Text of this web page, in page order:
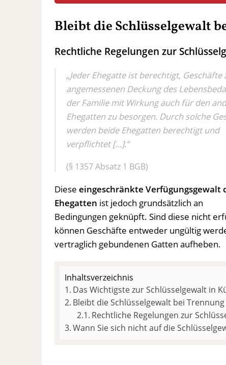
Bleibt die Schlüsselgewalt
Rechtliche Regelungen zur
„Jeder Ehegatte ist berechtigt, Geschäfte
angemessenen Deckung des
der Familie mit Wirkung auch für den
Ehegatten zu besorgen. Durch solche
werden beide Ehegatten berechtigt und
verpflichtet […].“
(§ 1357 Absatz 1 BGB)
Diese eingeschränkte Verfügungsgewalt
Ehegatten ist jedoch grundsätzlich an
Bedingungen geknüpft. Sind diese nicht
können Geschäfte entweder ungültig
vertraglich gebundenen Gatten aufheben.
Inhaltsverzeichnis
Das Wichtigste zur Schlüsselgewalt in
Bleibt die Schlüsselgewalt bei
Rechtliche Regelungen zur
Wann Sie sich nicht auf die